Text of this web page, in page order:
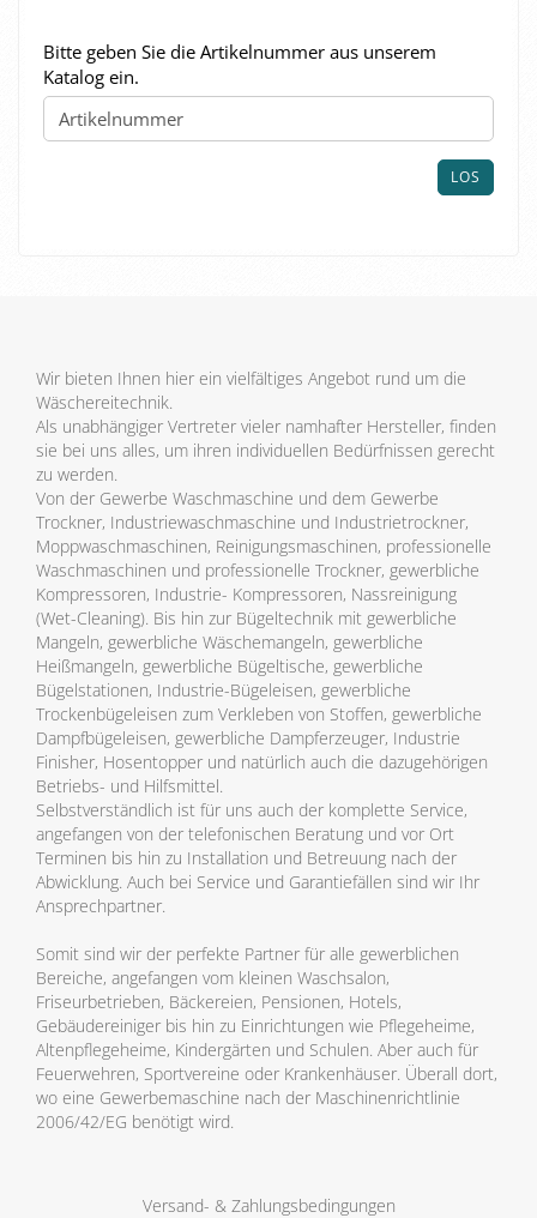
BITTE
GEBEN
SIE
DIE
Bitte geben Sie die Artikelnummer aus unserem
Katalog ein.
LOS
Wir bieten Ihnen hier ein vielfältiges Angebot rund um die
Wäschereitechnik.
Als unabhängiger Vertreter vieler namhafter Hersteller, finden
sie bei uns alles, um ihren individuellen Bedürfnissen gerecht
zu werden.
Von der Gewerbe Waschmaschine und dem Gewerbe
Trockner, Industriewaschmaschine und Industrietrockner,
Moppwaschmaschinen, Reinigungsmaschinen, professionelle
Waschmaschinen und professionelle Trockner, gewerbliche
Kompressoren, Industrie- Kompressoren, Nassreinigung
(Wet-Cleaning). Bis hin zur Bügeltechnik mit gewerbliche
Mangeln, gewerbliche Wäschemangeln, gewerbliche
Heißmangeln, gewerbliche Bügeltische, gewerbliche
Bügelstationen, Industrie-Bügeleisen, gewerbliche
Trockenbügeleisen zum Verkleben von Stoffen, gewerbliche
Dampfbügeleisen, gewerbliche Dampferzeuger, Industrie
Finisher, Hosentopper und natürlich auch die dazugehörigen
Betriebs- und Hilfsmittel.
Selbstverständlich ist für uns auch der komplette Service,
angefangen von der telefonischen Beratung und vor Ort
Terminen bis hin zu Installation und Betreuung nach der
Abwicklung. Auch bei Service und Garantiefällen sind wir Ihr
Ansprechpartner.
Somit sind wir der perfekte Partner für alle gewerblichen
Bereiche, angefangen vom kleinen Waschsalon,
Friseurbetrieben, Bäckereien, Pensionen, Hotels,
Gebäudereiniger bis hin zu Einrichtungen wie Pflegeheime,
Altenpflegeheime, Kindergärten und Schulen. Aber auch für
Feuerwehren, Sportvereine oder Krankenhäuser. Überall dort,
wo eine Gewerbemaschine nach der Maschinenrichtlinie
2006/42/EG benötigt wird.
Versand- & Zahlungsbedingungen